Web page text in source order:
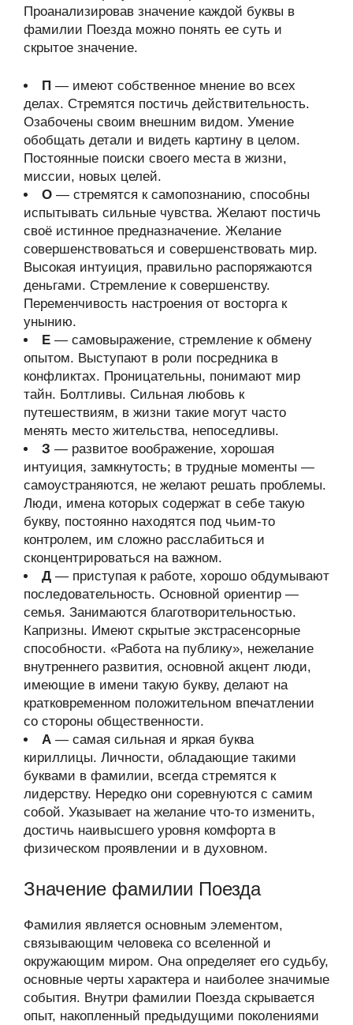
Проанализировав значение каждой буквы в
фамилии Поезда можно понять ее суть и
скрытое значение.
П — имеют собственное мнение во всех
делах. Стремятся постичь действительность.
Озабочены своим внешним видом. Умение
обобщать детали и видеть картину в целом.
Постоянные поиски своего места в жизни,
миссии, новых целей.
О — стремятся к самопознанию, способны
испытывать сильные чувства. Желают постичь
своё истинное предназначение. Желание
совершенствоваться и совершенствовать мир.
Высокая интуиция, правильно распоряжаются
деньгами. Стремление к совершенству.
Переменчивость настроения от восторга к
унынию.
Е — самовыражение, стремление к обмену
опытом. Выступают в роли посредника в
конфликтах. Проницательны, понимают мир
тайн. Болтливы. Сильная любовь к
путешествиям, в жизни такие могут часто
менять место жительства, непоседливы.
З — развитое воображение, хорошая
интуиция, замкнутость; в трудные моменты —
самоустраняются, не желают решать проблемы.
Люди, имена которых содержат в себе такую
букву, постоянно находятся под чьим-то
контролем, им сложно расслабиться и
сконцентрироваться на важном.
Д — приступая к работе, хорошо обдумывают
последовательность. Основной ориентир —
семья. Занимаются благотворительностью.
Капризны. Имеют скрытые экстрасенсорные
способности. «Работа на публику», нежелание
внутреннего развития, основной акцент люди,
имеющие в имени такую букву, делают на
кратковременном положительном впечатлении
со стороны общественности.
А — самая сильная и яркая буква
кириллицы. Личности, обладающие такими
буквами в фамилии, всегда стремятся к
лидерству. Нередко они соревнуются с самим
собой. Указывает на желание что-то изменить,
достичь наивысшего уровня комфорта в
физическом проявлении и в духовном.
Значение фамилии Поезда
Фамилия является основным элементом,
связывающим человека со вселенной и
окружающим миром. Она определяет его судьбу,
основные черты характера и наиболее значимые
события. Внутри фамилии Поезда скрывается
опыт, накопленный предыдущими поколениями